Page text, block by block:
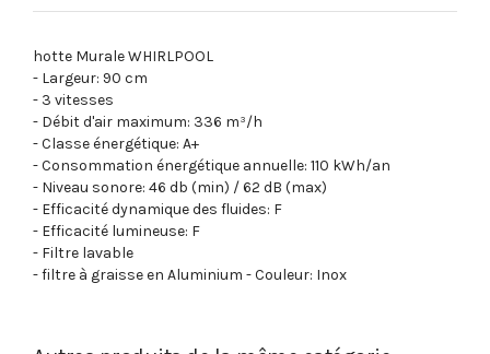
hotte MuraleWHIRLPOOL
- Largeur: 90 cm
- 3 vitesses
- Débit d'air maximum: 336 m³/h
- Classe énergétique: A+
- Consommation énergétique annuelle: 110 kWh/an
- Niveau sonore: 46 db (min) / 62 dB (max)
- Efficacité dynamique des fluides: F
- Efficacité lumineuse: F
- Filtre lavable
- filtre à graisse en Aluminium - Couleur: Inox